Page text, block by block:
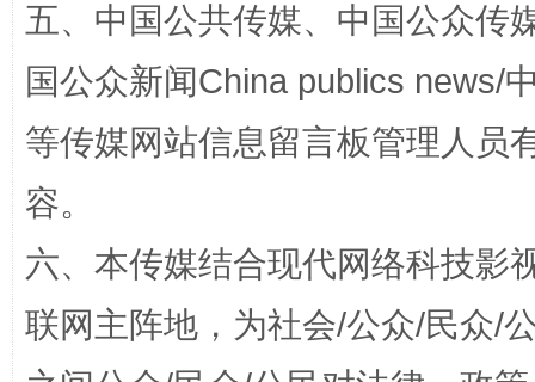
“蜀中异人”王建安的艺术幻境
五、中国公共传媒、中国公众传
国公众新闻China publics news/
等传媒网站信息留言板管理人员
容。
六、本传媒结合现代网络科技影
联网主阵地，为社会/公众/民众/